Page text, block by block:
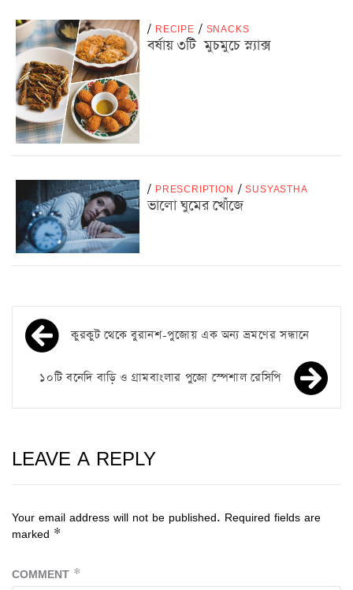
/ RECIPE / SNACKS
বর্ষায় ৩টি মুচমুচে স্ন্যাক্স
/ PRESCRIPTION / SUSYASTHA
ভালো ঘুমের খোঁজে
কুরকুট থেকে বুরানশ-পুজোয় এক অন্য ভ্রমণের সন্ধানে
১০টি বনেদি বাড়ি ও গ্রামবাংলার পুজো স্পেশাল রেসিপি
LEAVE A REPLY
Your email address will not be published. Required fields are
marked *
COMMENT *